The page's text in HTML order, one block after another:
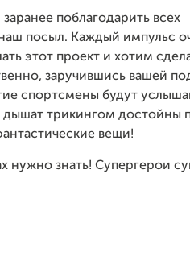
поблагодарить всех
посыл. Каждый импульс
этот проект и хотим
заручившись вашей
спортсмены будут
трикингом достойны
вещи!
нужно знать! Супергерои